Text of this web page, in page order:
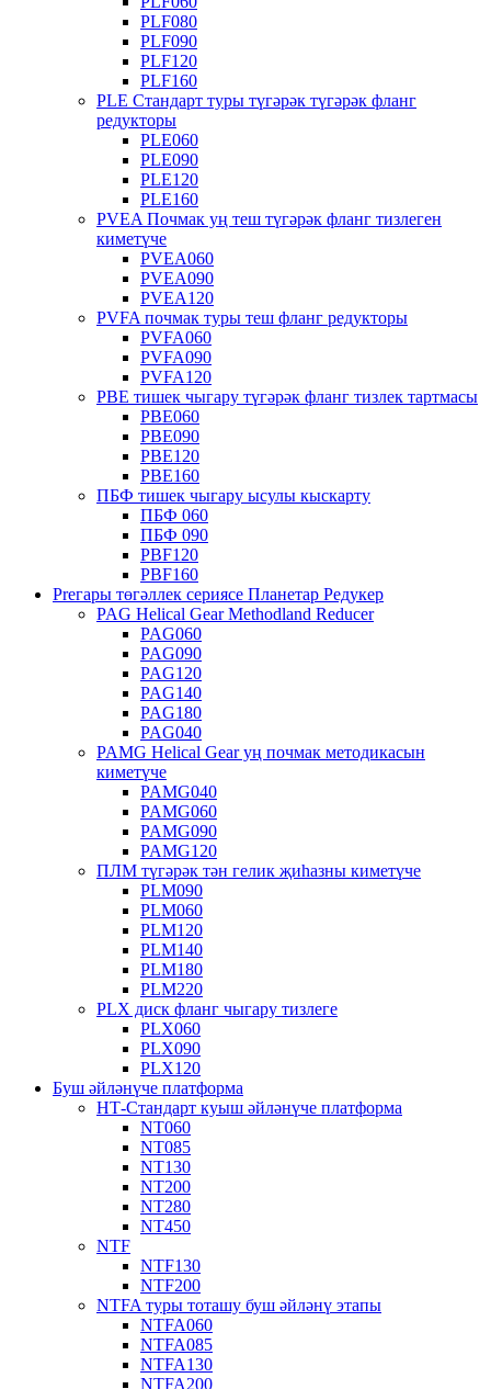
PLF080
PLF090
PLF120
PLF160
PLE Стандарт туры түгәрәк түгәрәк фланг
редукторы
PLE060
PLE090
PLE120
PLE160
PVEA Почмак уң теш түгәрәк фланг тизлеген
киметүче
PVEA060
PVEA090
PVEA120
PVFA почмак туры теш фланг редукторы
PVFA060
PVFA090
PVFA120
PBE тишек чыгару түгәрәк фланг тизлек тартмасы
PBE060
PBE090
PBE120
PBE160
ПБФ тишек чыгару ысулы кыскарту
ПБФ 060
ПБФ 090
PBF120
PBF160
Preгары төгәллек сериясе Планетар Редукер
PAG Helical Gear Methodland Reducer
PAG060
PAG090
PAG120
PAG140
PAG180
PAG040
PAMG Helical Gear уң почмак методикасын
киметүче
PAMG040
PAMG060
PAMG090
PAMG120
ПЛМ түгәрәк тән гелик җиһазны киметүче
PLM090
PLM060
PLM120
PLM140
PLM180
PLM220
PLX диск фланг чыгару тизлеге
PLX060
PLX090
PLX120
Буш әйләнүче платформа
НТ-Стандарт куыш әйләнүче платформа
NT060
NT085
NT130
NT200
NT280
NT450
NTF
NTF130
NTF200
NTFA туры тоташу буш әйләнү этапы
NTFA060
NTFA085
NTFA130
NTFA200